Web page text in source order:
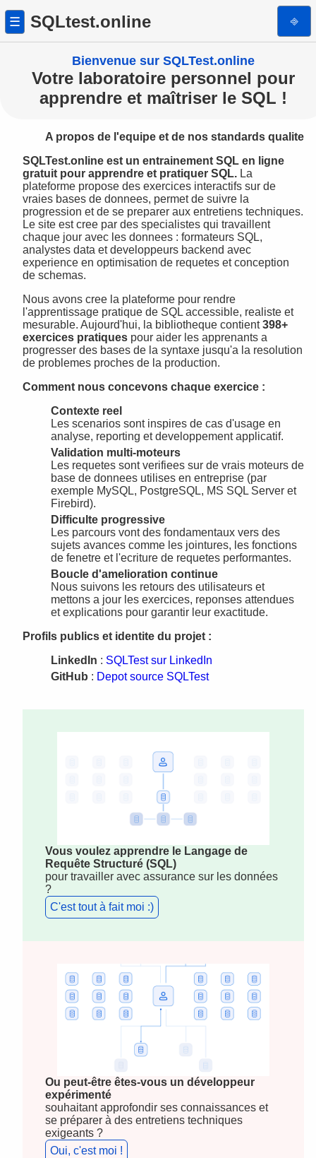
☰ SQLtest.online ⎆
Bienvenue sur SQLTest.online
Votre laboratoire personnel pour
apprendre et maîtriser le SQL !
A propos de l'equipe et de nos standards qualite
SQLTest.online est un entrainement SQL en ligne
gratuit pour apprendre et pratiquer SQL. La
plateforme propose des exercices interactifs sur de
vraies bases de donnees, permet de suivre la
progression et de se preparer aux entretiens techniques.
Le site est cree par des specialistes qui travaillent
chaque jour avec les donnees : formateurs SQL,
analystes data et developpeurs backend avec
experience en optimisation de requetes et conception
de schemas.
Nous avons cree la plateforme pour rendre
l'apprentissage pratique de SQL accessible, realiste et
mesurable. Aujourd'hui, la bibliotheque contient398+
exercices pratiques pour aider les apprenants a
progresser des bases de la syntaxe jusqu'a la resolution
de problemes proches de la production.
Comment nous concevons chaque exercice :
Contexte reel
Les scenarios sont inspires de cas d'usage en
analyse, reporting et developpement applicatif.
Validation multi-moteurs
Les requetes sont verifiees sur de vrais moteurs de
base de donnees utilises en entreprise (par
exemple MySQL, PostgreSQL, MS SQL Server et
Firebird).
Difficulte progressive
Les parcours vont des fondamentaux vers des
sujets avances comme les jointures, les fonctions
de fenetre et l'ecriture de requetes performantes.
Boucle d'amelioration continue
Nous suivons les retours des utilisateurs et
mettons a jour les exercices, reponses attendues
et explications pour garantir leur exactitude.
Profils publics et identite du projet :
LinkedIn : SQLTest sur LinkedIn
GitHub : Depot source SQLTest
Vous voulez apprendre le Langage de
Requête Structuré (SQL)
pour travailler avec assurance sur les données
?
C'est tout à fait moi :)
Ou peut-être êtes-vous un développeur
expérimenté
souhaitant approfondir ses connaissances et
se préparer à des entretiens techniques
exigeants ?
Oui, c'est moi !